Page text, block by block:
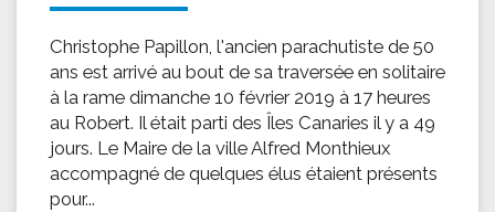
Christophe Papillon, l'ancien parachutiste de 50
ans est arrivé au bout de sa traversée en solitaire
à la rame dimanche 10 février 2019 à 17 heures
au Robert. Il était parti des Îles Canaries il y a 49
jours. Le Maire de la ville Alfred Monthieux
accompagné de quelques élus étaient présents
pour...